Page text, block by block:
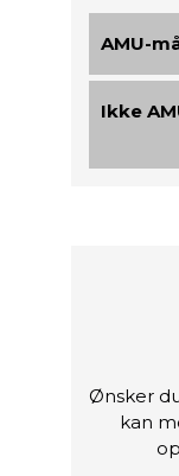
AMU-
Ikke
Ønsker
kan